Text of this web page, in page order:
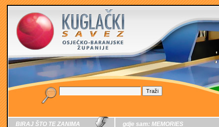
BIRAJ ŠTO TE ZANIMA gdje sam: MEMORIES